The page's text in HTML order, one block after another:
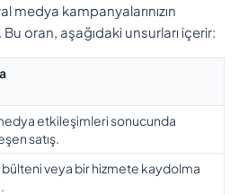
medya kampanyalarınızın
Bu oran, aşağıdaki unsurları içerir:
etkileşimleri sonucunda
satış.
veya bir hizmete kaydolma